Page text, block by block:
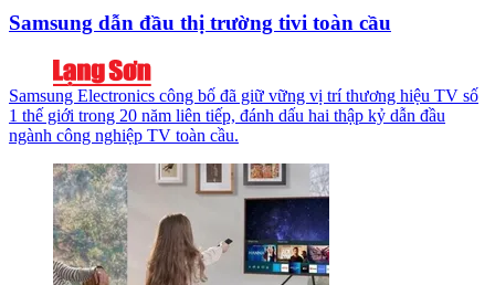
Samsung dẫn đầu thị trường tivi toàn cầu
Samsung Electronics công bố đã giữ vững vị trí thương hiệu TV số
1 thế giới trong 20 năm liên tiếp, đánh dấu hai thập kỷ dẫn đầu
ngành công nghiệp TV toàn cầu.